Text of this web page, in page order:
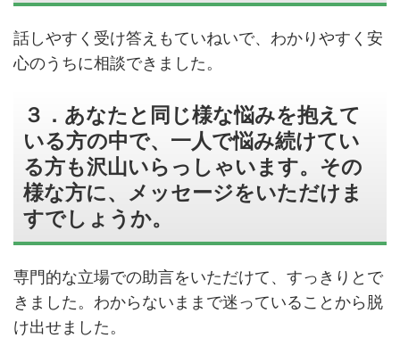
話しやすく受け答えもていねいで、わかりやすく安
心のうちに相談できました。
３．あなたと同じ様な悩みを抱えて
いる方の中で、一人で悩み続けてい
る方も沢山いらっしゃいます。その
様な方に、メッセージをいただけま
すでしょうか。
専門的な立場での助言をいただけて、すっきりとで
きました。わからないままで迷っていることから脱
け出せました。